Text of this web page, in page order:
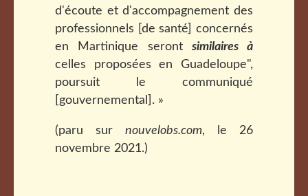
d'écoute et d'accompagnement des
professionnels [de santé] concernés
en Martinique seront similaires à
celles proposées en Guadeloupe",
poursuit le communiqué
[gouvernemental]. »
(paru sur nouvelobs.com, le 26
novembre 2021.)